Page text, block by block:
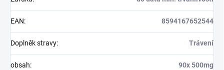
EAN: 8594167652544
Doplněk stravy: Trávení
obsah: 90x 500mg